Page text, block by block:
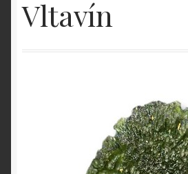
Košík
Pokladna
Vltavín